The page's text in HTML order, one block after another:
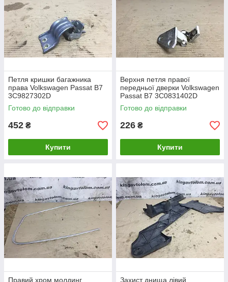
Петля кришки багажника
права Volkswagen Passat B7
3C9827302D
Готово до відправки
452 ₴
Купити
Верхня петля правої
передньої дверки Volkswagen
Passat B7 3C0831402D
Готово до відправки
226 ₴
Купити
Правий хром молдинг
Захист днища лівий